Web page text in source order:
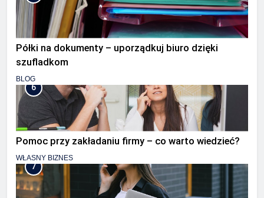
Półki na dokumenty – uporządkuj biuro dzięki
szufladkom
BLOG
6
Pomoc przy zakładaniu firmy – co warto wiedzieć?
WŁASNY BIZNES
7